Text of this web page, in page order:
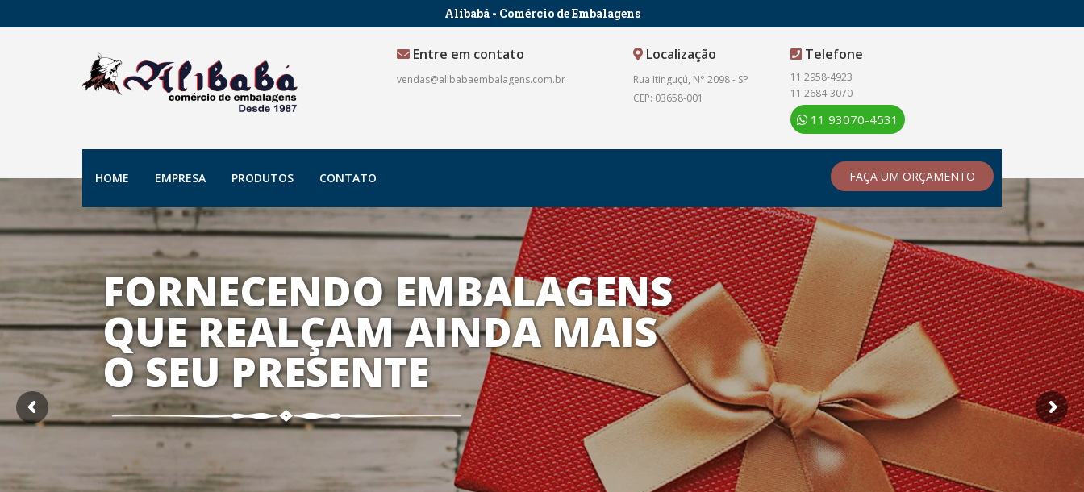
Alibabá - Comércio de Embalagens
Entre em contato
vendas@alibabaembalagens.com.br
Localização
Rua Itinguçú, N° 2098 - SP
CEP: 03658-001
Telefone
11 2958-4923
11 2684-3070
11 93070-4531
HOME EMPRESA PRODUTOS CONTATO FAÇA UM ORÇAMENTO
FORNECENDO EMBALAGENS
QUE REALÇAM AINDA MAIS
O SEU PRESENTE